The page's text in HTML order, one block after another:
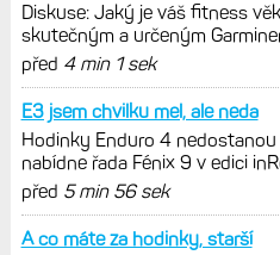
Diskuse: Jaký je váš fitness
skutečným a určeným
před 4 min 1 sek
E3 jsem chvilku mel, ale neda
Hodinky Enduro 4 nedostanou
nabídne řada Fénix 9 v edici
před 5 min 56 sek
A co máte za hodinky, starší